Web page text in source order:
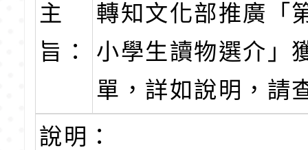
主
旨：
轉知文化部推廣「
小學生讀物選介」
單，詳如說明，請
說明：